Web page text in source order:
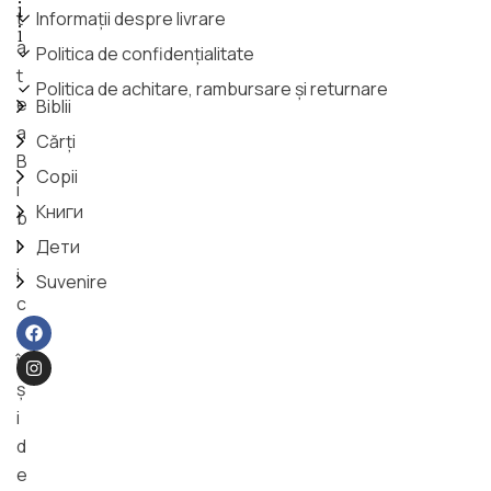
t
a
t
e
a
B
i
b
l
i
c
ă
î
ş
i
d
e
i
i
Biblii
Cărți
Copii
Книги
Дети
Suvenire
Informații despre livrare
Politica de confidențialitate
Politica de achitare, rambursare și returnare